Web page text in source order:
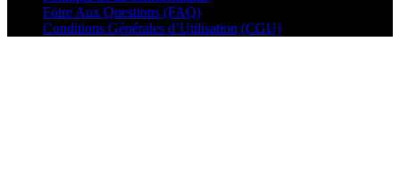
Foire Aux Questions (FAQ)
Conditions Générales d’Utilisation (CGU)